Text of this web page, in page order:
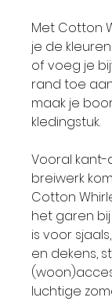
Met Cotton
je de
of voeg je
rand toe
maak je
kledingstuk.
Vooral
breiwerk
Cotton
het garen
is voor
en dekens,
luchtige